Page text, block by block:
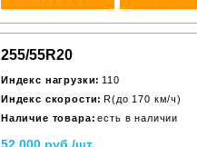
255/55R20
Индекс нагрузки: 110
Индекс скорости: R(до 170 км/ч)
Наличие товара: есть в наличии